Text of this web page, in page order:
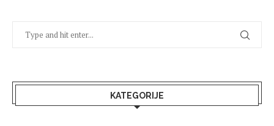
KATEGORIJE